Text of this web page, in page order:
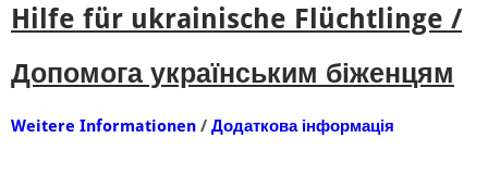
Hilfe für ukrainische Flüchtlinge /
Допомога українським біженцям
Weitere Informationen / Додаткова інформація